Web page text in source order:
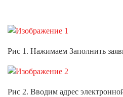
Рис 1. Нажимаем Заполнить
Рис 2. Вводим адрес